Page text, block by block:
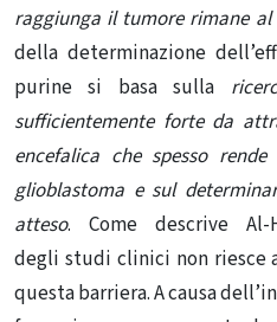
raggiunga il tumore rimane al
della determinazione
purine si basa sulla
sufficientemente forte da
encefalica che spesso
glioblastoma e sul
atteso. Come descrive
degli studi clinici non riesce
questa barriera. A causa